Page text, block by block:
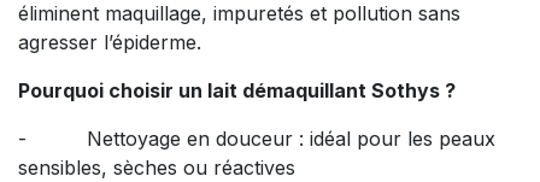
éliminent maquillage, impuretés et pollution sans
agresser l’épiderme.
Pourquoi choisir un lait démaquillant Sothys ?
- Nettoyage en douceur : idéal pour les peaux
sensibles, sèches ou réactives